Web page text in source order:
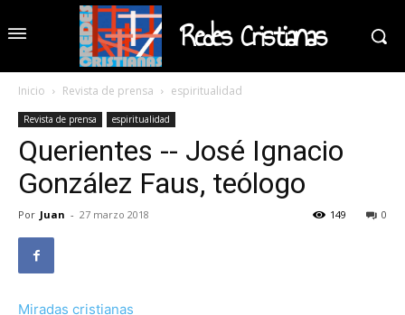
Redes Cristianas
Inicio Revista de prensa espiritualidad
Revista de prensa espiritualidad
Querientes -- José Ignacio
González Faus, teólogo
Por Juan - 27 marzo 2018 0
149
Miradas cristianas